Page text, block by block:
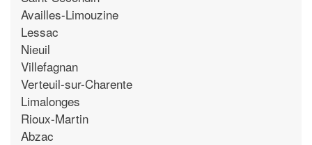
Availles-Limouzine
Lessac
Nieuil
Villefagnan
Verteuil-sur-Charente
Limalonges
Rioux-Martin
Abzac